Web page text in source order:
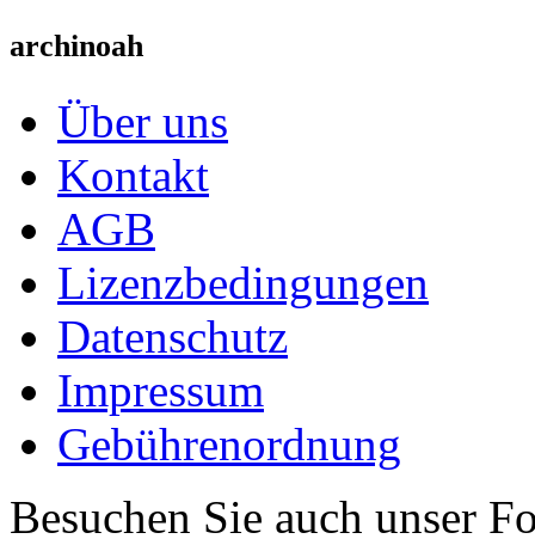
archinoah
Über uns
Kontakt
AGB
Lizenzbedingungen
Datenschutz
Impressum
Gebührenordnung
Besuchen Sie auch unser